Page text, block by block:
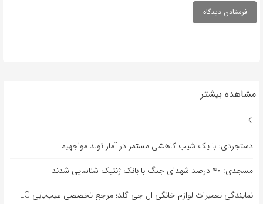
بیشتر
دستجردی: با یک شیب کاهشی مستمر در آمار تولد مواجهیم
مسجدی: ۴۰ درصد شهدای جنگ با بانک ژنتیک شناسایی شدند
نمایندگی تعمیرات لوازم خانگی ال جی گلد؛ مرجع تخصصی عیب‌یابی LG